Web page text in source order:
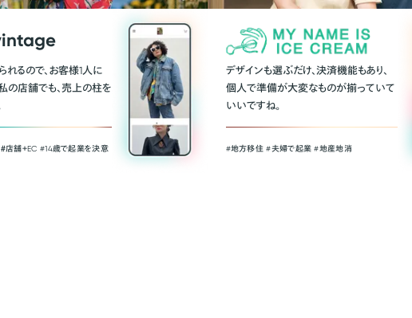
れるので、お客様1人に
の店舗でも、売上の柱を
店舗＋EC #14歳で起業を決意
デザインも選ぶだけ、決済機能もあり、
個人で準備が大変なものが揃っていて
いいですね。
#地方移住 #夫婦で起業 #地産地消